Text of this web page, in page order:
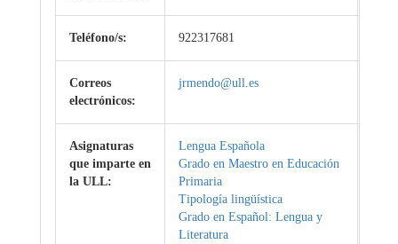
Teléfono/s: 922317681
Correos
electrónicos:
jrmendo@ull.es
Asignaturas
que imparte en
la ULL:
Lengua Española
Grado en Maestro en Educación
Primaria
Tipología lingüística
Grado en Español: Lengua y
Literatura